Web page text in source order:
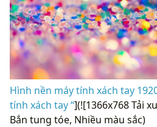
Hình nền máy tính xách tay
tính xách tay “](![1366x768 Tải
Bắn tung tóe, Nhiều màu sắc)